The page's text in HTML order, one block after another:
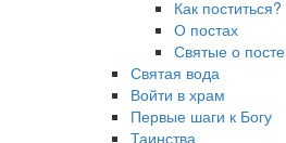
Как поститься?
О постах
Святые о посте
Святая вода
Войти в храм
Первые шаги к Богу
Таинства